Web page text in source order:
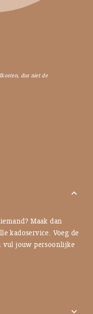
dus niet de
expand_more
Maak dan
kadoservice. Voeg de
vul jouw persoonlijke
expand_more